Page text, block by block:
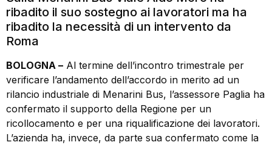
ribadito il suo sostegno ai lavoratori ma ha
ribadito la necessità di un intervento da
Roma
BOLOGNA – Al termine dell’incontro trimestrale per
verificare l’andamento dell’accordo in merito ad un
rilancio industriale di Menarini Bus, l’assessore Paglia ha
confermato il supporto della Regione per un
ricollocamento e per una riqualificazione dei lavoratori.
L’azienda ha, invece, da parte sua confermato come la